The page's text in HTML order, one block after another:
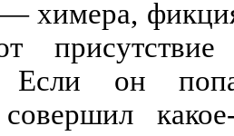
химера,
Если он